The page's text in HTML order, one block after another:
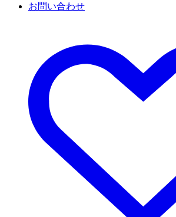
お問い合わせ